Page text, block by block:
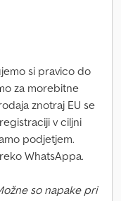
si pravico do
za morebitne
znotraj EU se
v ciljni
podjetjem.
WhatsAppa.
so napake pri